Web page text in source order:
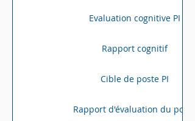
Evaluation cognitive PI
Rapport cognitif
Cible de poste PI
Rapport d'évaluation du poste